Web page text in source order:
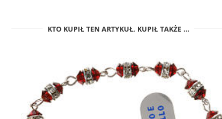
KTO KUPIŁ TEN ARTYKUŁ, KUPIŁ TAKŻE ...